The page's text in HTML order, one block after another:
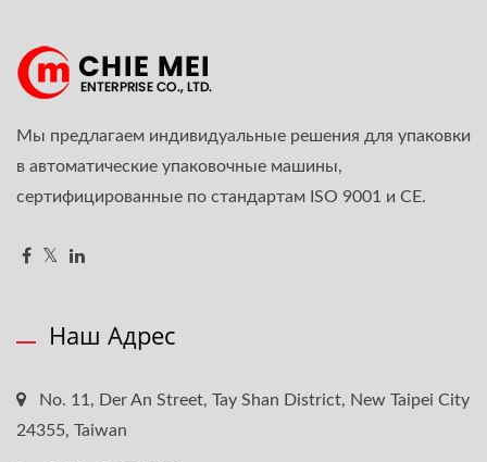
Мы предлагаем индивидуальные решения для упаковки
в автоматические упаковочные машины,
сертифицированные по стандартам ISO 9001 и CE.
Наш Адрес
No. 11, Der An Street, Tay Shan District, New Taipei City
24355, Taiwan